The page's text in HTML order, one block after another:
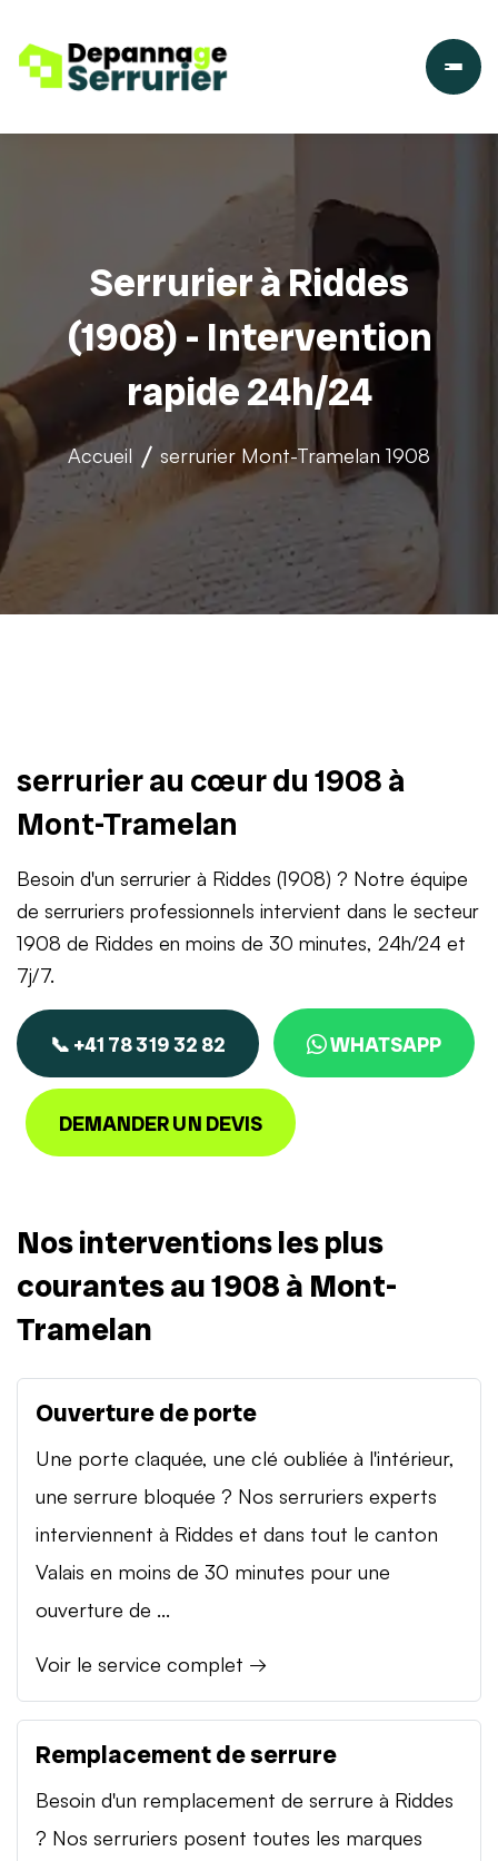
Serrurier à Riddes
(1908) - Intervention
rapide 24h/24
Accueil serrurier Mont-Tramelan 1908
serrurier au cœur du 1908 à
Mont-Tramelan
Besoin d'un serrurier à Riddes (1908) ? Notre équipe
de serruriers professionnels intervient dans le secteur
1908 de Riddes en moins de 30 minutes, 24h/24 et
7j/7.
📞 +41 78 319 32 82 WHATSAPP
DEMANDER UN DEVIS
Nos interventions les plus
courantes au 1908 à Mont-
Tramelan
Ouverture de porte
Une porte claquée, une clé oubliée à l'intérieur,
une serrure bloquée ? Nos serruriers experts
interviennent à Riddes et dans tout le canton
Valais en moins de 30 minutes pour une
ouverture de ...
Voir le service complet →
Remplacement de serrure
Besoin d'un remplacement de serrure à Riddes
? Nos serruriers posent toutes les marques